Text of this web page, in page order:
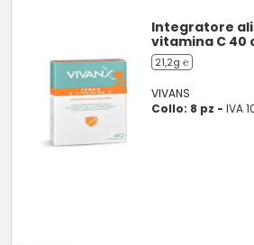
Integratore
vitamina C 40
21,2g ℮
VIVANS
Collo: 8 pz -IVA